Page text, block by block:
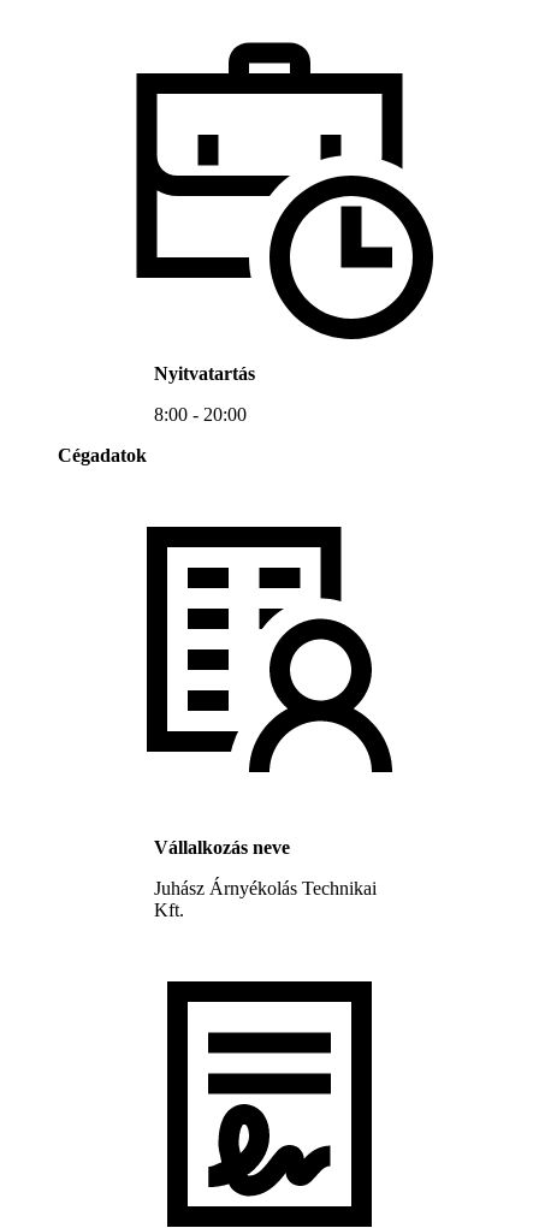
Nyitvatartás
8:00 - 20:00
Cégadatok
Vállalkozás neve
Juhász Árnyékolás Technikai
Kft.